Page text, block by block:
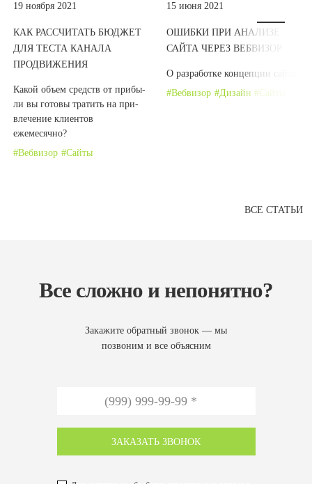
19 ноября 2021
КАК РАССЧИТАТЬ БЮДЖЕТ
ДЛЯ ТЕСТА КАНАЛА
ПРОДВИЖЕНИЯ
Какой объ­ем средств от при­бы­
ли вы гото­вы тра­тить на при­
вле­че­ние кли­ен­тов
ежемесячно?
Вебвизор
Сайты
15 июня 2021
ОШИБКИ ПРИ АНАЛИЗЕ
САЙТА ЧЕРЕЗ ВЕБВИЗОР
О раз­ра­бот­ке кон­цеп­ции сайта
Вебвизор
Дизайн Сайты
ВСЕ СТАТЬИ
Все сложно и непонятно?
Закажите обратный звонок — мы
позвоним и все объясним